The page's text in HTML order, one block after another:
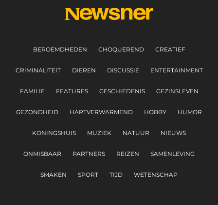
BEROEMDHEDEN CHOQUEREND CREATIEF
CRIMINALITEIT DIEREN DISCUSSIE ENTERTAINMENT
FAMILIE FEATURES GESCHIEDENIS GEZINSLEVEN
GEZONDHEID HARTVERWARMEND HOBBY HUMOR
KONINGSHUIS MUZIEK NATUUR NIEUWS
ONMISBAAR PARTNERS REIZEN SAMENLEVING
SMAKEN SPORT TIJD WETENSCHAP